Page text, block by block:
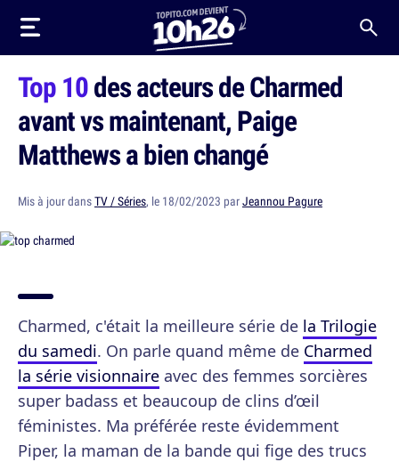
Top 10des acteurs de Charmed
avant vs maintenant, Paige
Matthews a bien changé
Mis à jour dansTV / Séries, le 18/02/2023 parJeannou Pagure
Charmed, c'était la meilleure série de la Trilogie
du samedi. On parle quand même de Charmed
la série visionnaire avec des femmes sorcières
super badass et beaucoup de clins d’œil
féministes. Ma préférée reste évidemment
Piper, la maman de la bande qui fige des trucs